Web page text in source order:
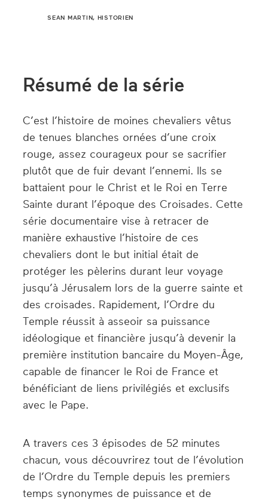
SEAN MARTIN, HISTORIEN
Résumé de la série
C’est l’histoire de moines chevaliers vêtus
de tenues blanches ornées d’une croix
rouge, assez courageux pour se sacrifier
plutôt que de fuir devant l’ennemi. Ils se
battaient pour le Christ et le Roi en Terre
Sainte durant l’époque des Croisades. Cette
série documentaire vise à retracer de
manière exhaustive l’histoire de ces
chevaliers dont le but initial était de
protéger les pèlerins durant leur voyage
jusqu’à Jérusalem lors de la guerre sainte et
des croisades. Rapidement, l’Ordre du
Temple réussit à asseoir sa puissance
idéologique et financière jusqu’à devenir la
première institution bancaire du Moyen-Âge,
capable de financer le Roi de France et
bénéficiant de liens privilégiés et exclusifs
avec le Pape.
A travers ces 3 épisodes de 52 minutes
chacun, vous découvrirez tout de l’évolution
de l’Ordre du Temple depuis les premiers
temps synonymes de puissance et de